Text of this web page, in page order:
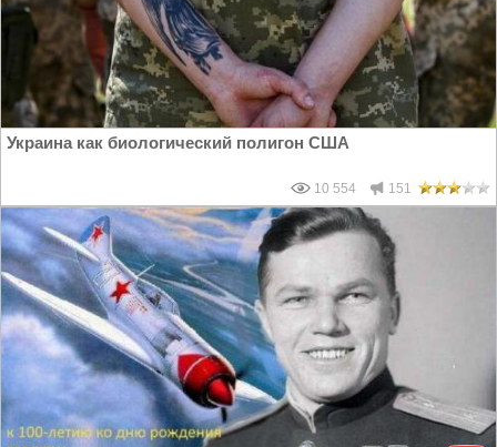
Украина как биологический полигон США
10 554 151